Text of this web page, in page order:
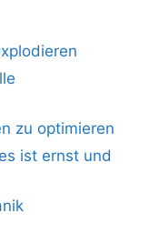
zu optimieren
ist ernst und